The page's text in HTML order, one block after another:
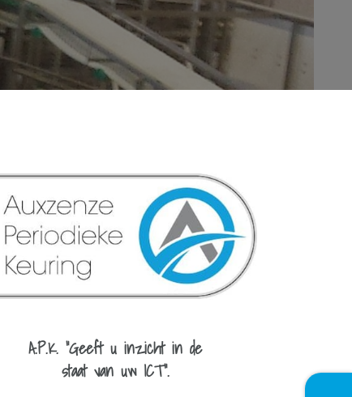
A.P.K. “Geeft u inzicht in de
staat van uw ICT”.